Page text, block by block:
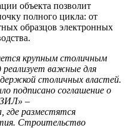
объекта позволит
полного цикла: от
образцов электронных
крупным столичным
реализует важные для
столичных властей.
подписано соглашение о
–
где разместятся
Строительство